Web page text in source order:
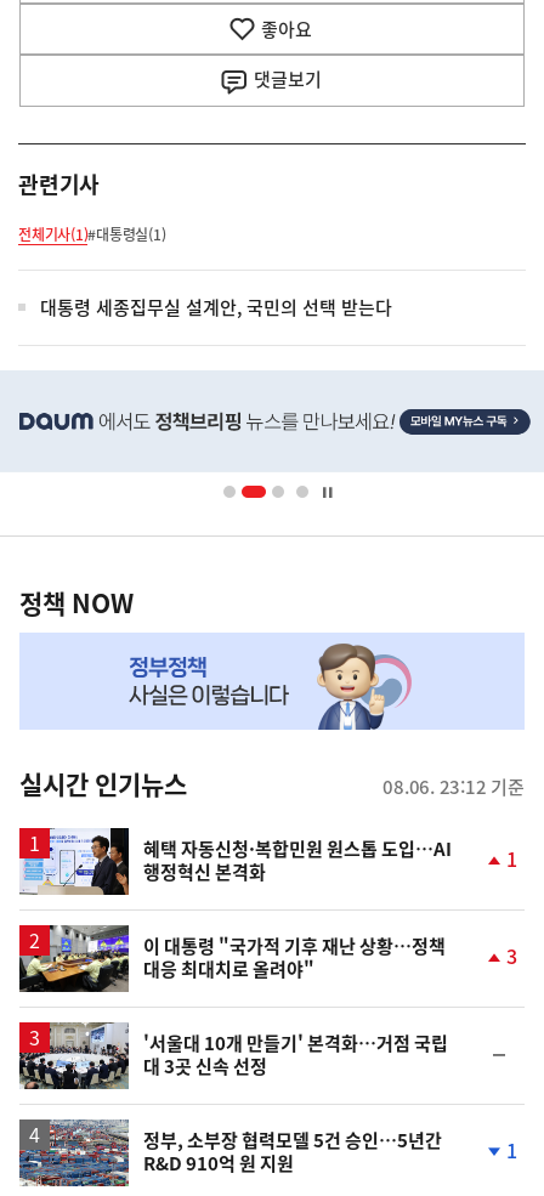
다
음
기
좋아요
댓글보기
관련기사
전체기사(1)#대통령실(1)
대통령 세종집무실 설계안, 국민의 선택 받는다
단
영
책
NOW,
뉴
스
정책 NOW
실시간 인기뉴스 08.06. 23:12 기준
혜택 자동신청·복합민원 원스톱 도입…AI
행정혁신 본격화
상
1
이 대통령 "국가적 기후 재난 상황…정책
대응 최대치로 올려야"
상
3
'서울대 10개 만들기' 본격화…거점 국립
대 3곳 신속 선정
일
정부, 소부장 협력모델 5건 승인…5년간
R&D 910억 원 지원
1